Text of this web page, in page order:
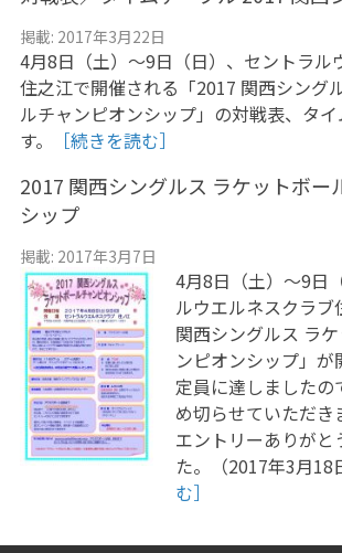
掲載: 2017年3月22日
4月8日（土）〜9日（日）、セントラル
住之江で開催される「2017 関西シング
ルチャンピオンシップ」の対戦表、タ
す。
［続きを読む］
2017 関西シングルス ラケットボー
シップ
掲載: 2017年3月7日
4月8日（土）〜9日
ルウエルネスクラ
関西シングルス ラ
ンピオンシップ」
定員に達しましたの
め切らせていただき
エントリーありがと
た。（2017年3月18
む］